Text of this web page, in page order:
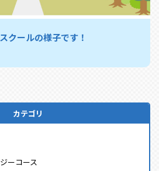
クールの様子です！
カテゴリ
ーコース